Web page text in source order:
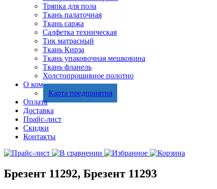
Тряпка для пола
Ткань палаточная
Ткань саржа
Салфетка техническая
Тик матрасный
Ткань Кирза
Ткань упаковочная мешковина
Ткань фланель
Холстопрошивное полотно
О компании
Карта предприятия
Оплата
Доставка
Прайс-лист
Скидки
Контакты
Брезент 11292, Брезент 11293